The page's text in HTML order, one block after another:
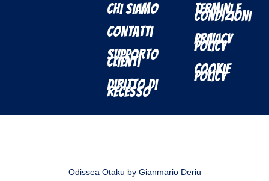
Chi Siamo
Contatti
Supporto
Clienti
Diritto di
Recesso
Termini e
Condizioni
Privacy
Policy
Cookie
Policy
Odissea Otaku by Gianmario Deriu